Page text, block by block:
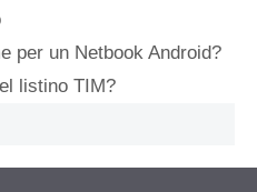
per un Netbook Android?
listino TIM?